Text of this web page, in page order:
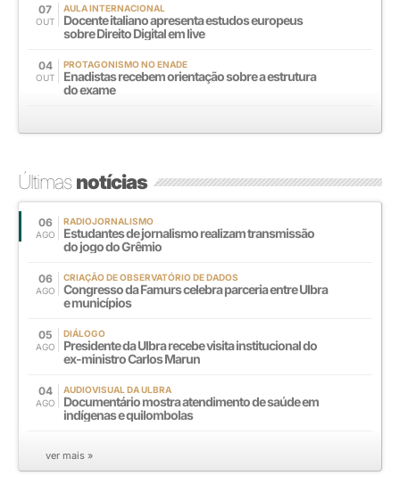
07
OUT
AULA INTERNACIONAL
Docente italiano apresenta estudos europeus
sobre Direito Digital em live
04
OUT
PROTAGONISMO NO ENADE
Enadistas recebem orientação sobre a estrutura
do exame
Últimasnotícias
06
AGO
RADIOJORNALISMO
Estudantes de jornalismo realizam transmissão
do jogo do Grêmio
06
AGO
CRIAÇÃO DE OBSERVATÓRIO DE DADOS
Congresso da Famurs celebra parceria entre Ulbra
e municípios
05
AGO
DIÁLOGO
Presidente da Ulbra recebe visita institucional do
ex-ministro Carlos Marun
04
AGO
AUDIOVISUAL DA ULBRA
Documentário mostra atendimento de saúde em
indígenas e quilombolas
ver mais »